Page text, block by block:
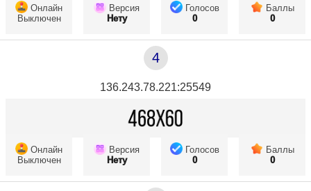
Онлайн
Выключен
Версия
Нету
Голосов
0
Баллы
0
4
136.243.78.221:25549
Онлайн
Выключен
Версия
Нету
Голосов
0
Баллы
0